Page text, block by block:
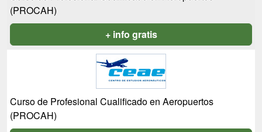
(PROCAH)
+ info gratis
Curso de Profesional Cualificado en Aeropuertos
(PROCAH)